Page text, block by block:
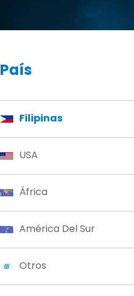
País
Filipinas
USA
África
América Del Sur
Otros